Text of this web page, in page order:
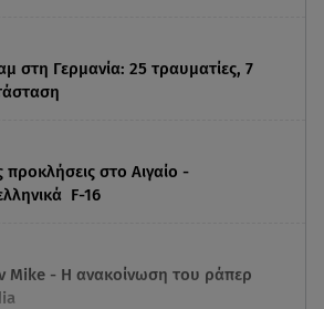
στη Γερμανία: 25 τραυματίες, 7
προκλήσεις στο Αιγαίο -
F-16
Mike - Η ανακοίνωση του ράπερ